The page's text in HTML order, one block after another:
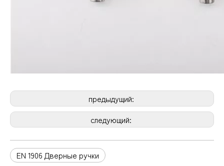
предыдущий:
следующий:
EN 1906 Дверные ручки